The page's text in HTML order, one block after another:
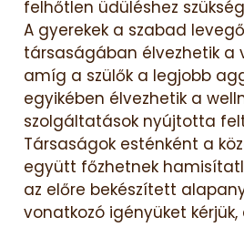
felhőtlen üdüléshez
A gyerekek a szabad
társaságában élvezhetik a
amíg a szülők a legjobb
egyikében élvezhetik a
szolgáltatások nyújtotta
Társaságok esténként a
együtt főzhetnek
az előre bekészített
vonatkozó igényüket kérjük,